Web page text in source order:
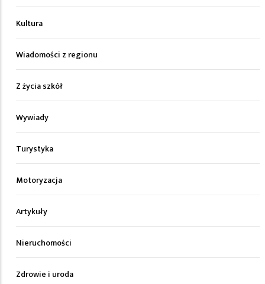
Kultura
Wiadomości z regionu
Z życia szkół
Wywiady
Turystyka
Motoryzacja
Artykuły
Nieruchomości
Zdrowie i uroda